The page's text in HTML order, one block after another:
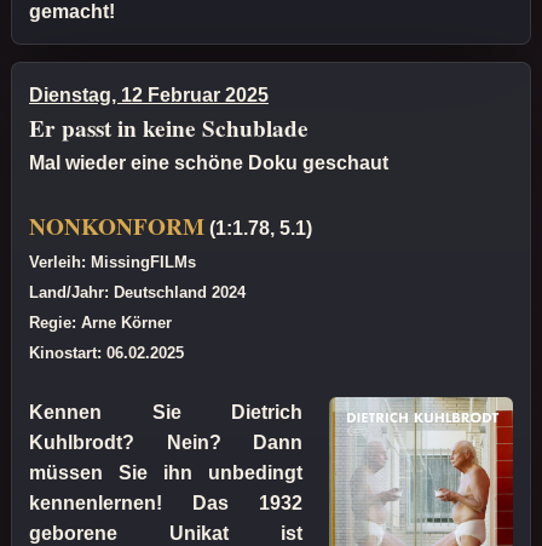
gemacht!
Dienstag, 12 Februar 2025
Er passt in keine Schublade
Mal wieder eine schöne Doku geschaut
NONKONFORM (1:1.78, 5.1)
Verleih: MissingFILMs
Land/Jahr: Deutschland 2024
Regie: Arne Körner
Kinostart: 06.02.2025
Kennen Sie Dietrich
Kuhlbrodt? Nein? Dann
müssen Sie ihn unbedingt
kennenlernen! Das 1932
geborene Unikat ist